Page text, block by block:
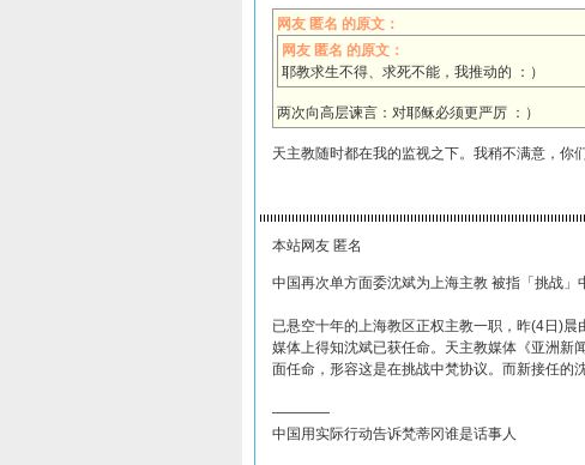
网友 匿名 的原文：
网友 匿名 的原文：
耶教求生不得、求死不能，我推动的 ：）
两次向高层谏言：对耶稣必须更严厉 ：）
天主教随时都在我的监视之下。我稍不满意，你
本站网友 匿名
中国再次单方面委沈斌为上海主教 被指「挑战」
已悬空十年的上海教区正权主教一职，昨(4日)
媒体上得知沈斌已获任命。天主教媒体《亚洲新
面任命，形容这是在挑战中梵协议。而新接任的
————
中国用实际行动告诉梵蒂冈谁是话事人